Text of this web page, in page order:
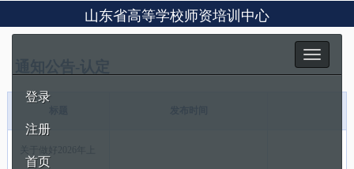
山东省高等学校师资培训中心
Toggle
navigation
登录
注册
首页